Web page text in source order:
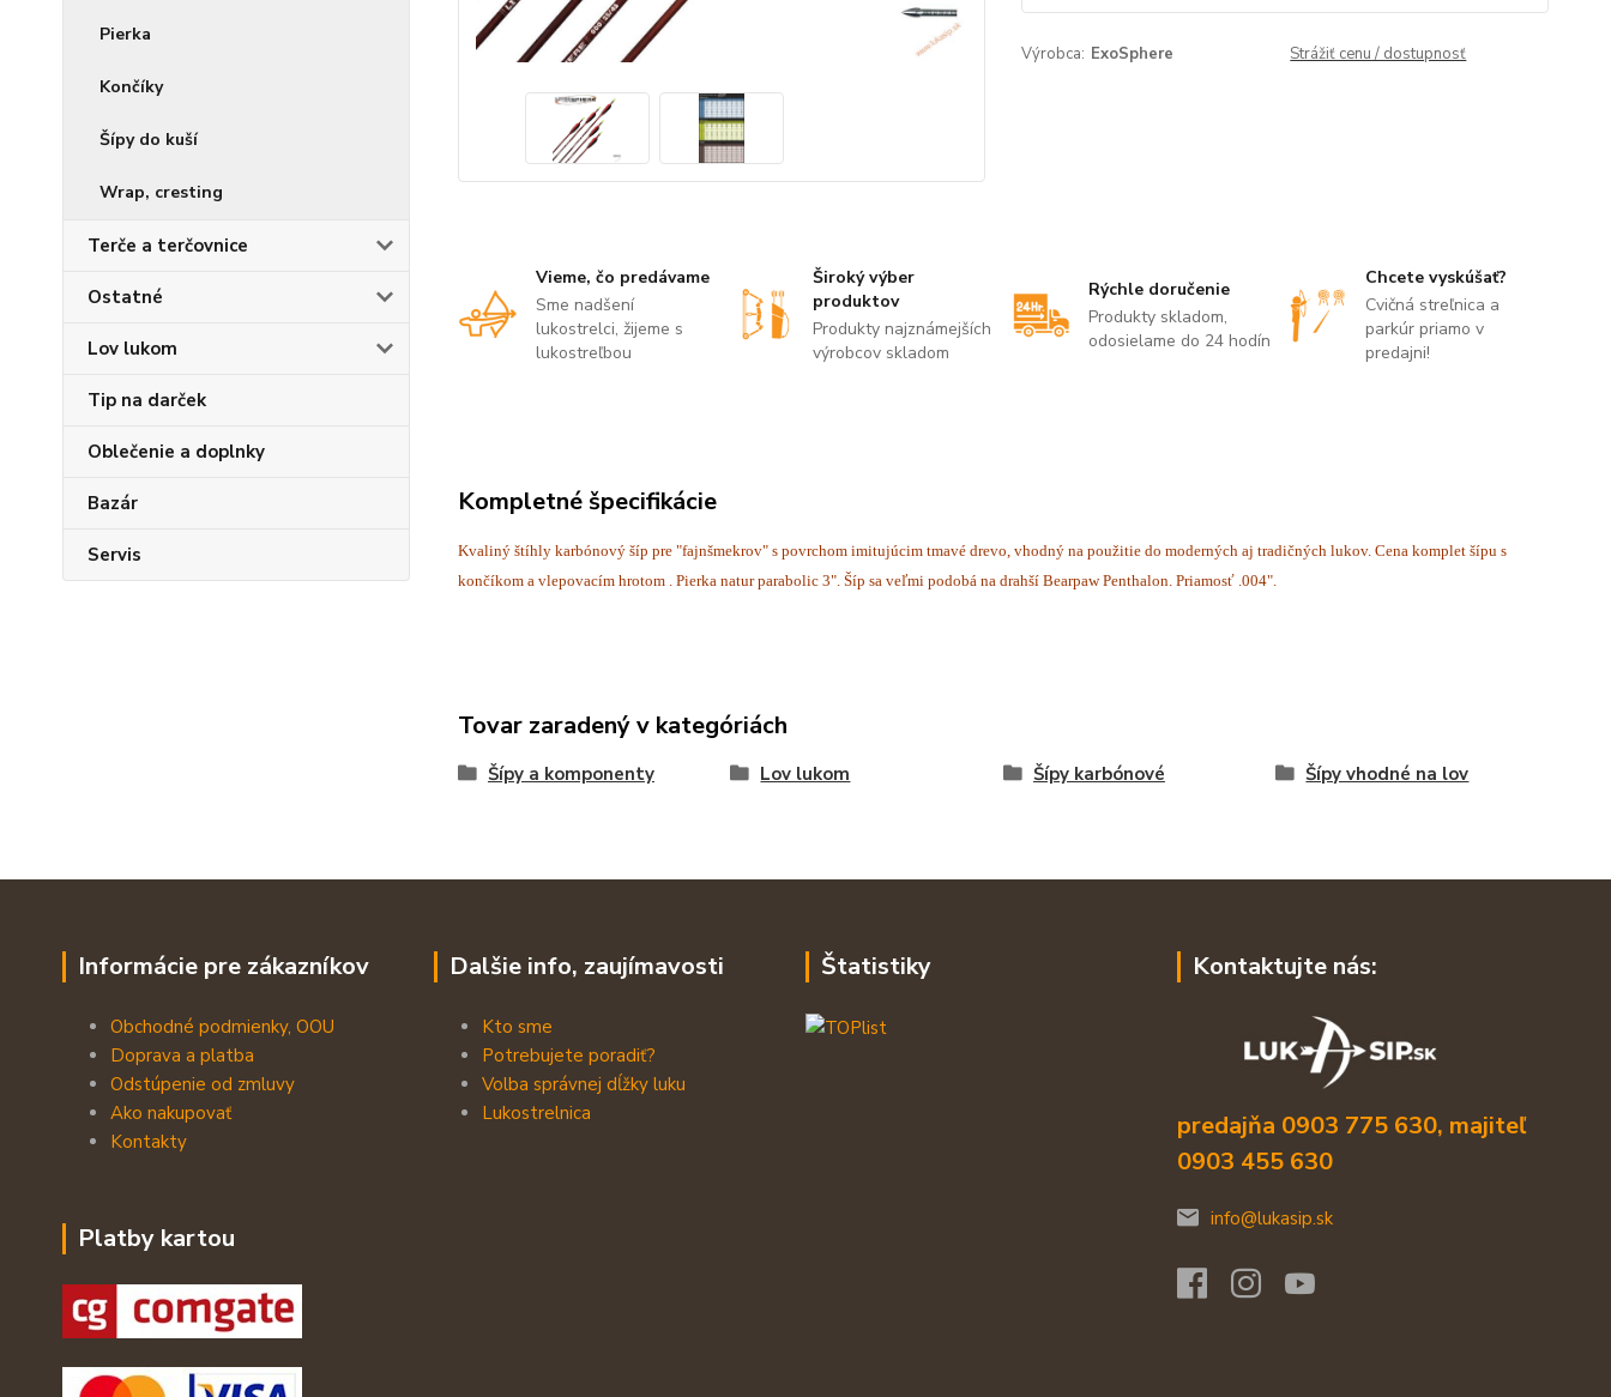
Pierka
Končíky
Šípy do kuší
Wrap, cresting
Terče a terčovnice
Ostatné
Lov lukom
Tip na darček
Oblečenie a doplnky
Bazár
Servis
Výrobca: ExoSphere Strážiť cenu / dostupnosť
Vieme, čo predávame
Sme nadšení
lukostrelci, žijeme s
lukostreľbou
Široký výber
produktov
Produkty najznámejších
výrobcov skladom
Rýchle doručenie
Produkty skladom,
odosielame do 24 hodín
Chcete vyskúšať?
Cvičná streľnica a
parkúr priamo v
predajni!
Kompletné špecifikácie
Kvaliný štíhly karbónový šíp pre "fajnšmekrov" s povrchom imitujúcim tmavé drevo, vhodný na použitie do moderných aj tradičných lukov. Cena komplet šípu s
končíkom a vlepovacím hrotom . Pierka natur parabolic 3". Šíp sa veľmi podobá na drahší Bearpaw Penthalon. Priamosť .004".
Tovar zaradený v kategóriách
Šípy a komponenty Lov lukom Šípy karbónové Šípy vhodné na lov
Informácie pre zákazníkov
Obchodné podmienky, OOU
Doprava a platba
Odstúpenie od zmluvy
Ako nakupovať
Kontakty
Platby kartou
Dalšie info, zaujímavosti
Kto sme
Potrebujete poradiť?
Volba správnej dĺžky luku
Lukostrelnica
Štatistiky Kontaktujte nás:
predajňa 0903 775 630, majiteľ
0903 455 630
info@lukasip.sk